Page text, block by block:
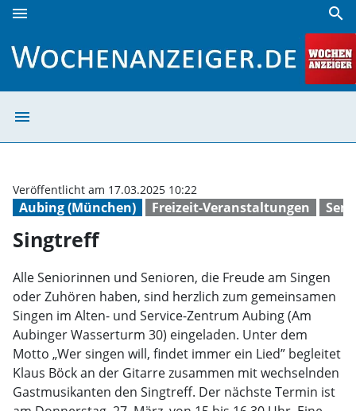
menu search
menu
Aubing (München) Freizeit-Veranstaltungen
Veröffentlicht am 17.03.2025 10:22
Singtreff
Alle Seniorinnen und Senioren, die Freude am Singen
oder Zuhören haben, sind herzlich zum gemeinsamen
Singen im Alten- und Service-Zentrum Aubing (Am
Aubinger Wasserturm 30) eingeladen. Unter dem
Motto „Wer singen will, findet immer ein Lied” begleitet
Klaus Böck an der Gitarre zusammen mit wechselnden
Gastmusikanten den Singtreff. Der nächste Termin ist